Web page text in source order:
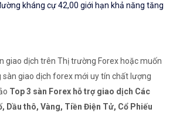
kháng cự 42,00 giới hạn khả năng tăng
giao dịch trên Thị trường Forex hoặc muốn
sàn giao dịch forex mới uy tín chất lượng
Top 3 sàn Forex hỗ trợ giao dịch Các
Dầu thô, Vàng, Tiền Điện Tử, Cổ Phiếu